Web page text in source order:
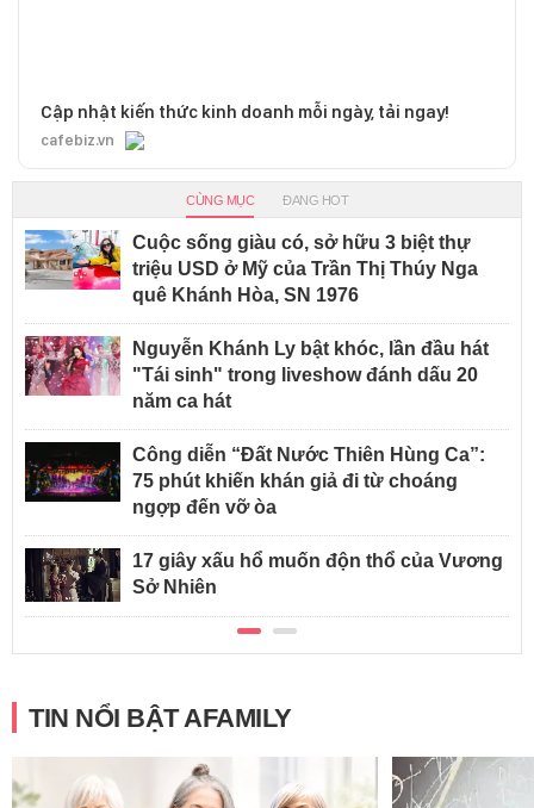
Cập nhật kiến thức kinh doanh mỗi ngày, tải ngay!
cafebiz.vn
CÙNG MỤC ĐANG HOT
Cuộc sống giàu có, sở hữu 3 biệt thự
triệu USD ở Mỹ của Trần Thị Thúy Nga
quê Khánh Hòa, SN 1976
Nguyễn Khánh Ly bật khóc, lần đầu hát
"Tái sinh" trong liveshow đánh dấu 20
năm ca hát
Công diễn “Đất Nước Thiên Hùng Ca”:
75 phút khiến khán giả đi từ choáng
ngợp đến vỡ òa
17 giây xấu hổ muốn độn thổ của Vương
Sở Nhiên
TIN NỔI BẬT AFAMILY